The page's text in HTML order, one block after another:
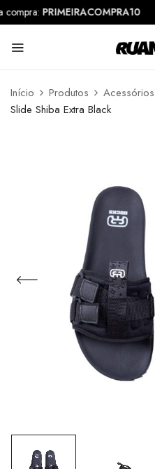
compra:PRIMEIRACOMPRA10
Início Produtos Acessórios
Slide Shiba Extra Black